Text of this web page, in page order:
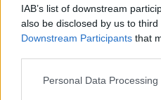
IAB’s list of downstream
also be disclosed by us to
Downstream Participants that
Personal Data